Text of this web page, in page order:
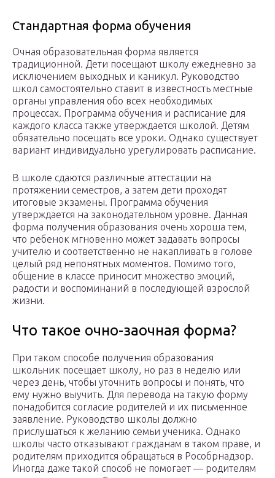
Стандартная форма обучения
Очная образовательная форма является
традиционной. Дети посещают школу ежедневно за
исключением выходных и каникул. Руководство
школ самостоятельно ставит в известность местные
органы управления обо всех необходимых
процессах. Программа обучения и расписание для
каждого класса также утверждается школой. Детям
обязательно посещать все уроки. Однако существует
вариант индивидуально урегулировать расписание.
В школе сдаются различные аттестации на
протяжении семестров, а затем дети проходят
итоговые экзамены. Программа обучения
утверждается на законодательном уровне. Данная
форма получения образования очень хороша тем,
что ребенок мгновенно может задавать вопросы
учителю и соответственно не накапливать в голове
целый ряд непонятных моментов. Помимо того,
общение в классе приносит множество эмоций,
радости и воспоминаний в последующей взрослой
жизни.
Что такое очно-заочная форма?
При таком способе получения образования
школьник посещает школу, но раз в неделю или
через день, чтобы уточнить вопросы и понять, что
ему нужно выучить. Для перевода на такую форму
понадобится согласие родителей и их письменное
заявление. Руководство школы должно
прислушаться к желанию семьи ученика. Однако
школы часто отказывают гражданам в таком праве, и
родителям приходится обращаться в Рособрнадзор.
Иногда даже такой способ не помогает — родителям